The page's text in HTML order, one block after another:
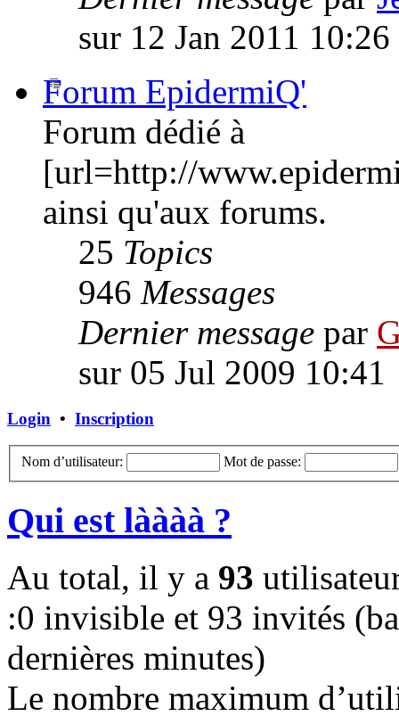
sur 12 Jan 2011 10:26
Forum EpidermiQ'
Forum dédié à
[url=http://
ainsi qu'aux forums.
25 Topics
946 Messages
Dernier message par
sur 05 Jul 2009 10:41
Login • Inscription
Nom d’utilisateur: Mot de passe:
Qui est làààà ?
Au total, il y a 93
:0 invisible et 93 invités
dernières minutes)
Le nombre maximum